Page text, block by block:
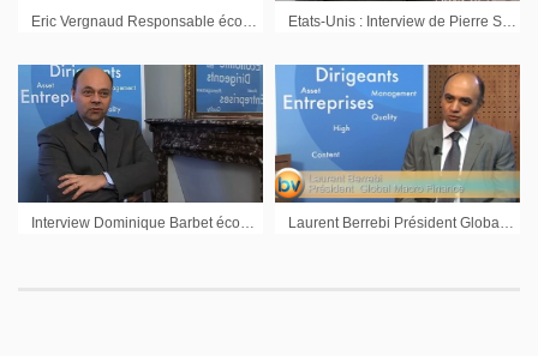
Eric Vergnaud Responsable économies OCDE BNP Paribas Etats-Unis : Interview de Pierre Sabatier Co-fondateur de PrimeView